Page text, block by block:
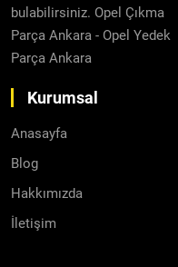
bulabilirsiniz. Opel Çıkma
Parça Ankara - Opel Yedek
Parça Ankara
Kurumsal
Anasayfa
Blog
Hakkımızda
İletişim